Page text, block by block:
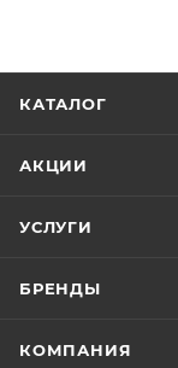
КАТАЛОГ
АКЦИИ
УСЛУГИ
БРЕНДЫ
КОМПАНИЯ